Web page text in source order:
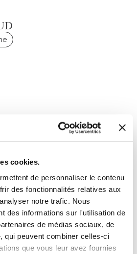
cookies.
de personnaliser le contenu
des fonctionnalités relatives aux
notre trafic. Nous
des informations sur l'utilisation de
de médias sociaux, de
qui peuvent combiner celles-ci
que vous leur avez fournies